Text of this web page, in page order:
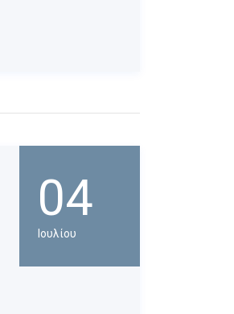
04
Ιουλίου